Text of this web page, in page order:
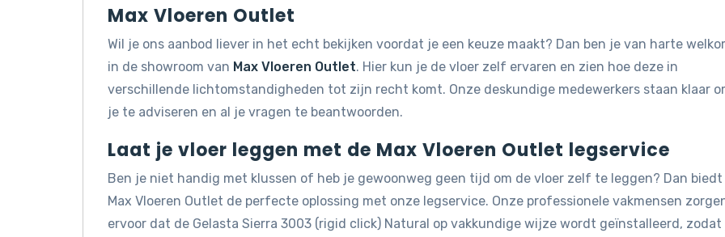
Max Vloeren Outlet
Wil je ons aanbod liever in het echt bekijken voordat je een keuze maakt? Dan ben je van harte
in de showroom van Max Vloeren Outlet. Hier kun je de vloer zelf ervaren en zien hoe deze in
verschillende lichtomstandigheden tot zijn recht komt. Onze deskundige medewerkers staan klaar
je te adviseren en al je vragen te beantwoorden.
Laat je vloer leggen met de Max Vloeren Outlet legservice
Ben je niet handig met klussen of heb je gewoonweg geen tijd om de vloer zelf te leggen? Dan biedt
Max Vloeren Outlet de perfecte oplossing met onze legservice. Onze professionele vakmensen
ervoor dat de Gelasta Sierra 3003 (rigid click) Natural op vakkundige wijze wordt geïnstalleerd,